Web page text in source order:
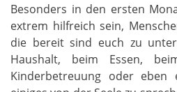
Besonders in den ersten
extrem hilfreich sein,
die bereit sind euch zu
Haushalt, beim Essen,
Kinderbetreuung oder eben